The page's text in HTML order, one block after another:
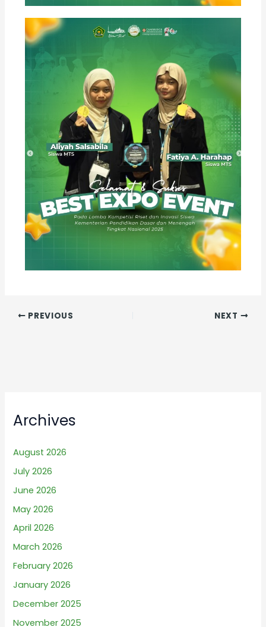
PREVIOUS NEXT
Archives
August 2026
July 2026
June 2026
May 2026
April 2026
March 2026
February 2026
January 2026
December 2025
November 2025